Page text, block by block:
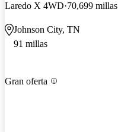
Laredo X 4WD 70,699 millas
Johnson City, TN
91 millas
Gran oferta